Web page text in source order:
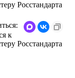
Росстандарта
к
Росстандарта